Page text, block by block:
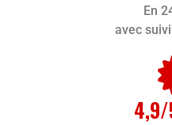
En
avec
4,9/